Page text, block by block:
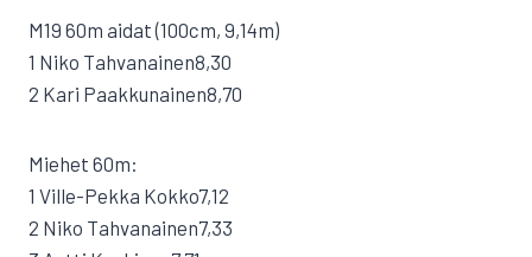
M19 60m aidat (100cm, 9,14m)
1 Niko Tahvanainen8,30
2 Kari Paakkunainen8,70
Miehet 60m:
1 Ville-Pekka Kokko7,12
2 Niko Tahvanainen7,33